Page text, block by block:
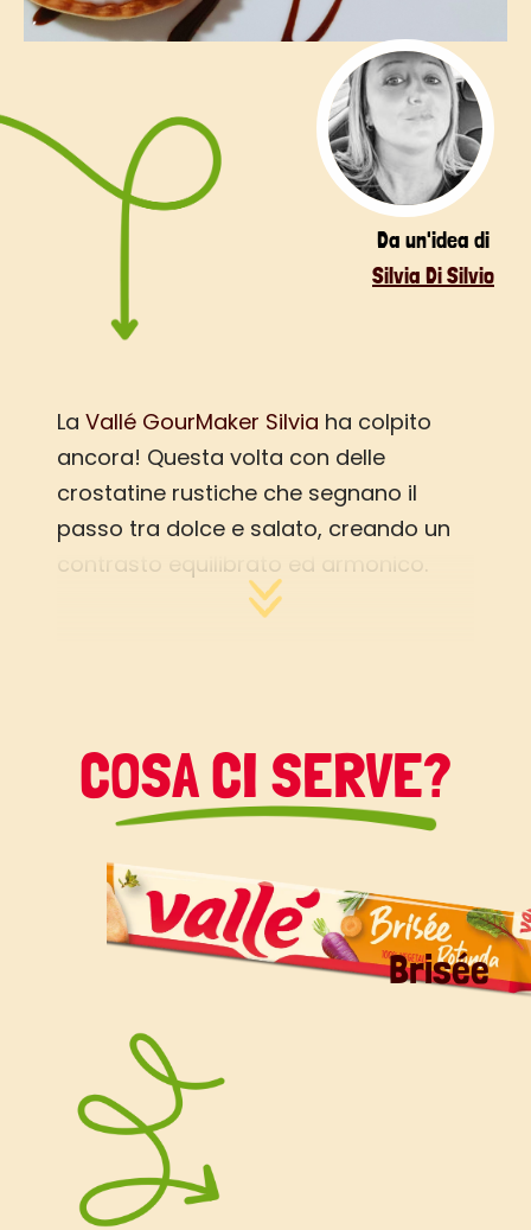
Da un'idea di
Silvia Di Silvio
La Vallé GourMaker Silvia ha colpito
ancora! Questa volta con delle
crostatine rustiche che segnano il
passo tra dolce e salato, creando un
contrasto equilibrato ed armonico.
Tutto il gusto dolce dei
semplice e di sicuro effetto per i vostri
aperitivi o antipasti autunnali.
COSA CI SERVE?
Brisée